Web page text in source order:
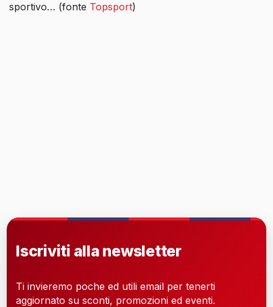
sportivo… (fonte Topsport)
Iscriviti alla newsletter
Ti invieremo poche ed utili email per tenerti
aggiornato su sconti, promozioni ed eventi.